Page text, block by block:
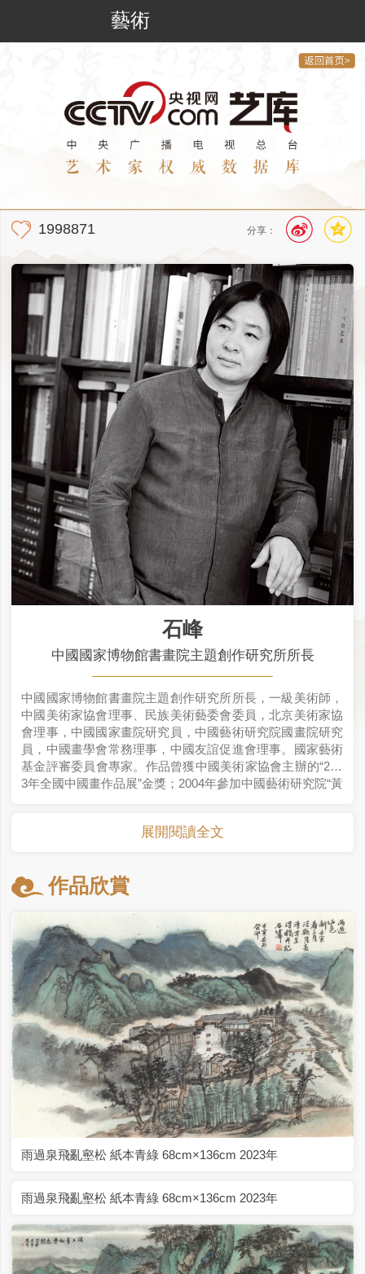
藝術
分享：
1998871
石峰
中國國家博物館書畫院主題創作研究所所長
中國國家博物館書畫院主題創作研究所所長，一級美術師，
中國美術家協會理事、民族美術藝委會委員，北京美術家協
會理事，中國國家畫院研究員，中國藝術研究院國畫院研究
員，中國畫學會常務理事，中國友誼促進會理事。國家藝術
基金評審委員會專家。作品曾獲中國美術家協會主辦的“200
3年全國中國畫作品展”金獎；2004年參加中國藝術研究院“黃
品獎”（最高獎）；2007年參加文化部全國畫院雙年展·第四
展；2019年山水作品兩幅參加中國藝術研究院主辦的第二
第六屆杭州中國畫雙年展”。
展開閱讀全文
作品欣賞
雨過泉飛亂壑松 紙本青綠 68cm×136cm 2023年
雨過泉飛亂壑松 紙本青綠 68cm×136cm 2023年